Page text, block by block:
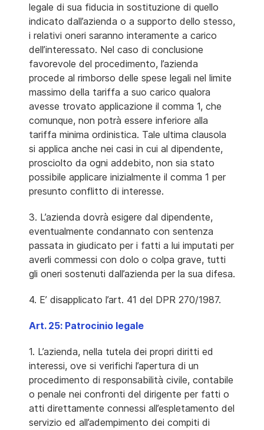
legale di sua fiducia in sostituzione di quello
indicato dall’azienda o a supporto dello stesso,
i relativi oneri saranno interamente a carico
dell’interessato. Nel caso di conclusione
favorevole del procedimento, l’azienda
procede al rimborso delle spese legali nel limite
massimo della tariffa a suo carico qualora
avesse trovato applicazione il comma 1, che
comunque, non potrà essere inferiore alla
tariffa minima ordinistica. Tale ultima clausola
si applica anche nei casi in cui al dipendente,
prosciolto da ogni addebito, non sia stato
possibile applicare inizialmente il comma 1 per
presunto conflitto di interesse.
3. L’azienda dovrà esigere dal dipendente,
eventualmente condannato con sentenza
passata in giudicato per i fatti a lui imputati per
averli commessi con dolo o colpa grave, tutti
gli oneri sostenuti dall’azienda per la sua difesa.
4. E’ disapplicato l’art. 41 del DPR 270/1987.
Art. 25: Patrocinio legale
1. L’azienda, nella tutela dei propri diritti ed
interessi, ove si verifichi l’apertura di un
procedimento di responsabilità civile, contabile
o penale nei confronti del dirigente per fatti o
atti direttamente connessi all’espletamento del
servizio ed all’adempimento dei compiti di